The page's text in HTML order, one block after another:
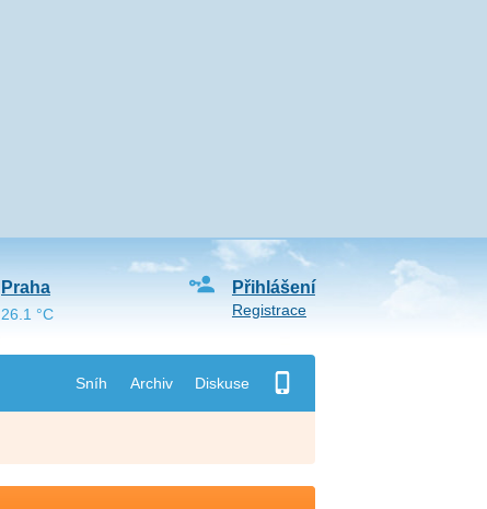
Sníh Archiv Diskuse
Přihlášení
Registrace
Praha
26.1 °C